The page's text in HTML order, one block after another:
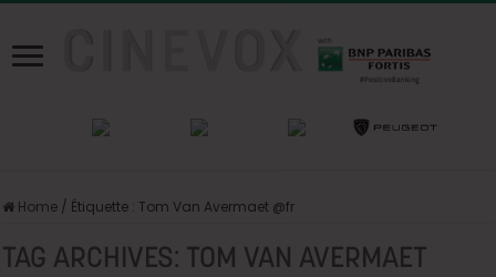
Home / Étiquette : Tom Van Avermaet @fr
TAG ARCHIVES: TOM VAN AVERMAET